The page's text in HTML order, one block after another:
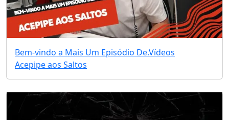
Bem-vindo a Mais Um Episódio De.Vídeos
Acepipe aos Saltos